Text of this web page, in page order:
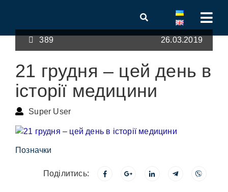
389 26.03.2019
21 грудня – цей день в
історії медицини
Super User
Позначки
Поділитись: